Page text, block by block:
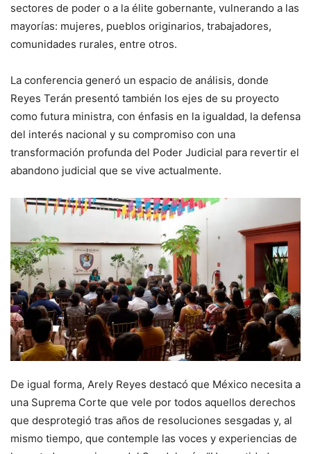
sectores de poder o a la élite gobernante, vulnerando a las
mayorías: mujeres, pueblos originarios, trabajadores,
comunidades rurales, entre otros.
La conferencia generó un espacio de análisis, donde
Reyes Terán presentó también los ejes de su proyecto
como futura ministra, con énfasis en la igualdad, la defensa
del interés nacional y su compromiso con una
transformación profunda del Poder Judicial para revertir el
abandono judicial que se vive actualmente.
De igual forma, Arely Reyes destacó que México necesita a
una Suprema Corte que vele por todos aquellos derechos
que desprotegió tras años de resoluciones sesgadas y, al
mismo tiempo, que contemple las voces y experiencias de